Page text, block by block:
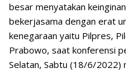
besar menyatakan
bekerjasama dengan erat
kenegaraan yaitu Pilpres,
Prabowo, saat konferensi
Selatan, Sabtu (18/6/2022)